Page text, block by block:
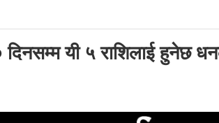
यी ५ राशिलाई हुनेछ